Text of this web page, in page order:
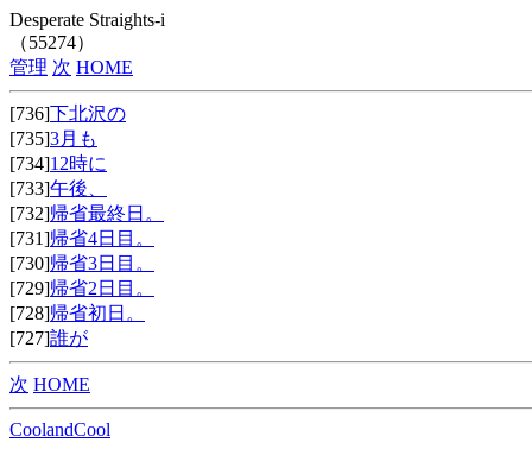
Desperate Straights-i
（55274）
管理 次 HOME
[736]下北沢の
[735]3月も
[734]12時に
[733]午後、
[732]帰省最終日。
[731]帰省4日目。
[730]帰省3日目。
[729]帰省2日目。
[728]帰省初日。
[727]誰が
次 HOME
CoolandCool